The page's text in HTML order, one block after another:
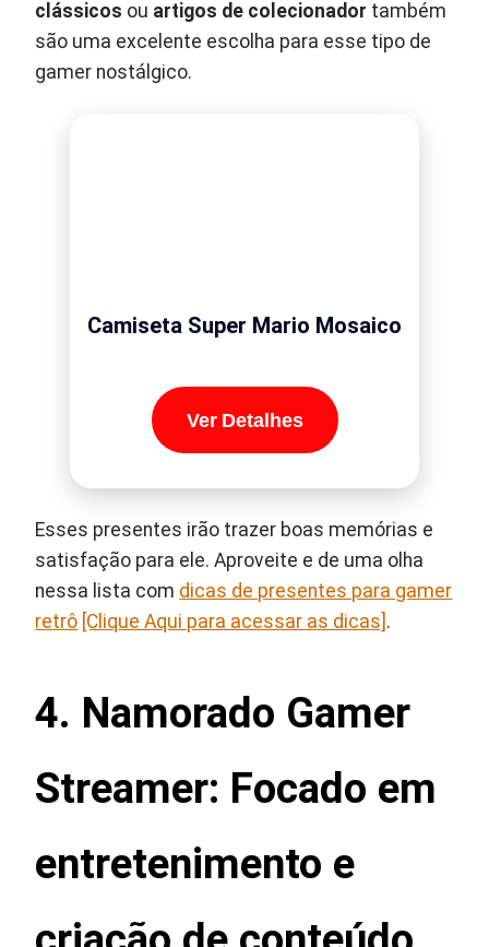
clássicos ou artigos de colecionador também
são uma excelente escolha para esse tipo de
gamer nostálgico.
Camiseta Super Mario Mosaico
Ver Detalhes
Esses presentes irão trazer boas memórias e
satisfação para ele. Aproveite e de uma olha
nessa lista com dicas de presentes para gamer
retrô [Clique Aqui para acessar as dicas] .
4. Namorado Gamer
Streamer: Focado em
entretenimento e